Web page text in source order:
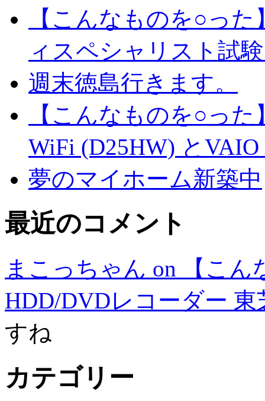
【こんなものを○っ
ィスペシャリスト試
週末徳島行きます。
【こんなものを○っ
WiFi (D25HW) とVAIO
夢のマイホーム新築中
最近のコメント
まこっちゃん on 【こ
HDD/DVDレコーダー 東
すね
カテゴリー